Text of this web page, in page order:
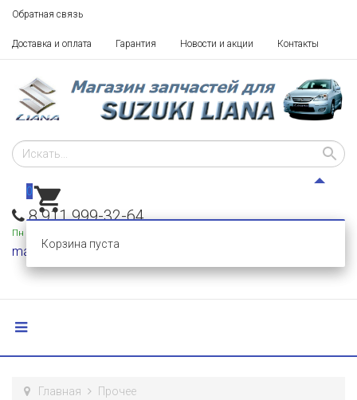
Обратная связь
Доставка и оплата Гарантия Новости и акции Контакты
8 911 999-32-64
Пн - Пт: 10 - 18,
mail@razborka-liana.ru
0
Корзина пуста
Главная
Прочее